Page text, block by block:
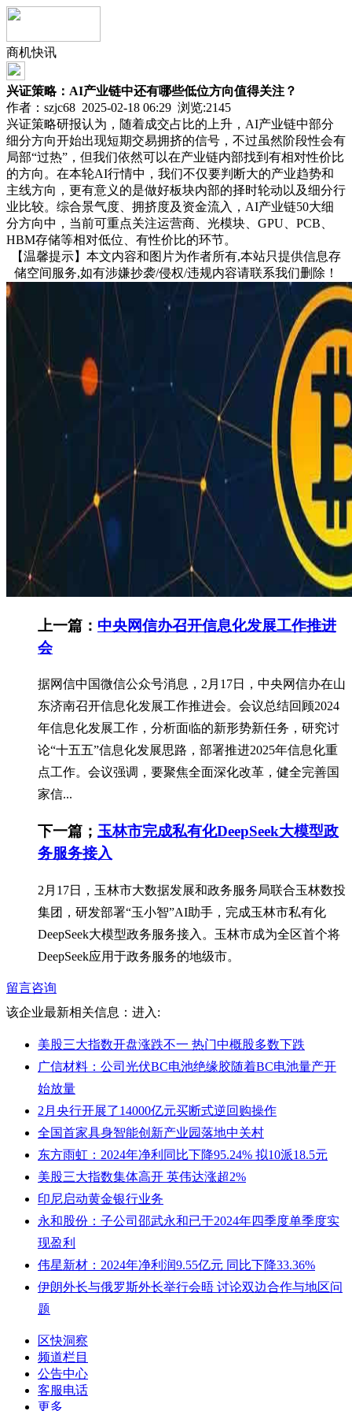
商机快讯
兴证策略：AI产业链中还有哪些低位方向值得关注？
作者：szjc68 2025-02-18 06:29 浏览:2145
兴证策略研报认为，随着成交占比的上升，AI产业链中部分
细分方向开始出现短期交易拥挤的信号，不过虽然阶段性会有
局部“过热”，但我们依然可以在产业链内部找到有相对性价比
的方向。在本轮AI行情中，我们不仅要判断大的产业趋势和
主线方向，更有意义的是做好板块内部的择时轮动以及细分行
业比较。综合景气度、拥挤度及资金流入，AI产业链50大细
分方向中，当前可重点关注运营商、光模块、GPU、PCB、
HBM存储等相对低位、有性价比的环节。
【温馨提示】本文内容和图片为作者所有,本站只提供信息存
储空间服务,如有涉嫌抄袭/侵权/违规内容请联系我们删除！
上一篇： 中央网信办召开信息化发展工作推进
会
据网信中国微信公众号消息，2月17日，中央网信办在山
东济南召开信息化发展工作推进会。会议总结回顾2024
年信息化发展工作，分析面临的新形势新任务，研究讨
论“十五五”信息化发展思路，部署推进2025年信息化重
点工作。会议强调，要聚焦全面深化改革，健全完善国
家信...
下一篇； 玉林市完成私有化DeepSeek大模型政
务服务接入
2月17日，玉林市大数据发展和政务服务局联合玉林数投
集团，研发部署“玉小智”AI助手，完成玉林市私有化
DeepSeek大模型政务服务接入。玉林市成为全区首个将
DeepSeek应用于政务服务的地级市。
留言咨询
该企业最新相关信息： 进入:
美股三大指数开盘涨跌不一 热门中概股多数下跌
广信材料：公司光伏BC电池绝缘胶随着BC电池量产开
始放量
2月央行开展了14000亿元买断式逆回购操作
全国首家具身智能创新产业园落地中关村
东方雨虹：2024年净利同比下降95.24% 拟10派18.5元
美股三大指数集体高开 英伟达涨超2%
印尼启动黄金银行业务
永和股份：子公司邵武永和已于2024年四季度单季度实
现盈利
伟星新材：2024年净利润9.55亿元 同比下降33.36%
伊朗外长与俄罗斯外长举行会晤 讨论双边合作与地区问
题
区快洞察
频道栏目
公告中心
客服电话
更多